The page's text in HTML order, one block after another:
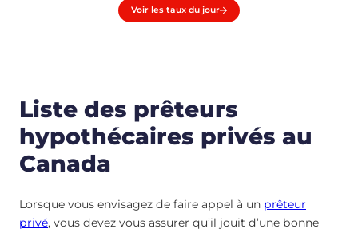
Voir les taux du jour
Liste des prêteurs
hypothécaires privés au
Canada
Lorsque vous envisagez de faire appel à un prêteur
privé, vous devez vous assurer qu’il jouit d’une bonne